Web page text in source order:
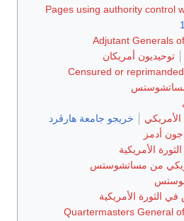
Pages using authority control
Adjutant Generals
توحيديون أمريكان
Censured or
خريجو جامعة هارڤرد
أدمز
الأمريكية
من مساتشوستس
الأمريكية
Quartermasters General